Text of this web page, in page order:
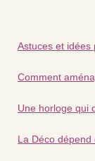
Astuces et idées
Comment
Une horloge qui
La Déco dépend